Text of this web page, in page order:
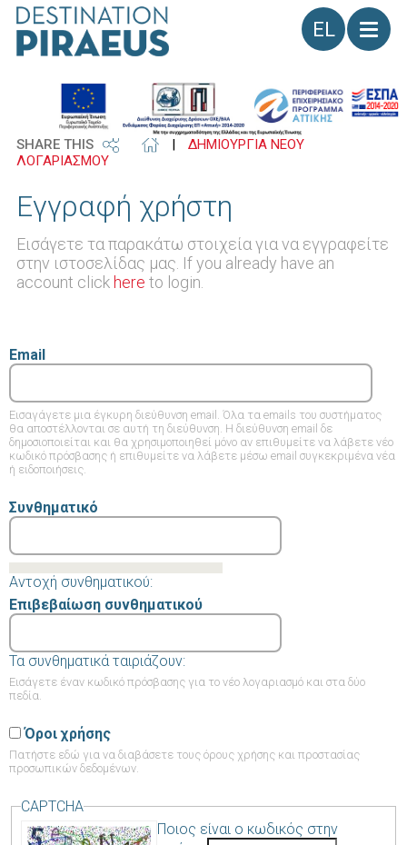
Γλώσσα
SHARE THIS |
ΔΗΜΙΟΥΡΓΙΑ ΝΕΟΥ
ΛΟΓΑΡΙΑΣΜΟΥ
Εγγραφή χρήστη
Εισάγετε τα παρακάτω στοιχεία για να εγγραφείτε
στην ιστοσελίδας μας. If you already have an
account click here to login.
Email
Εισαγάγετε μια έγκυρη διεύθυνση email. Όλα τα emails του συστήματος
θα αποστέλλονται σε αυτή τη διεύθυνση. Η διεύθυνση email δε
δημοσιοποιείται και θα χρησιμοποιηθεί μόνο αν επιθυμείτε να λάβετε νέο
κωδικό πρόσβασης ή επιθυμείτε να λάβετε μέσω email συγκεκριμένα νέα
ή ειδοποιήσεις.
Συνθηματικό
Αντοχή συνθηματικού:
Επιβεβαίωση συνθηματικού
Τα συνθηματικά ταιριάζουν:
Εισάγετε έναν κωδικό πρόσβασης για το νέο λογαριασμό και στα δύο
πεδία.
Όροι χρήσης
Πατήστε εδώ για να διαβάσετε τους όρους χρήσης και προστασίας
προσωπικών δεδομένων.
CAPTCHA
Ποιος είναι ο κωδικός στην